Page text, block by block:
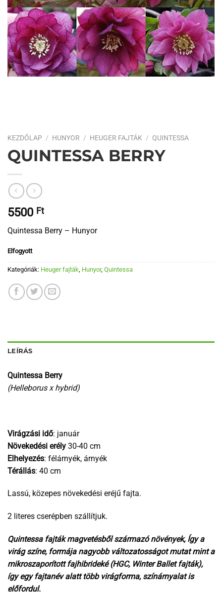
KEZDŐLAP / HUNYOR / HEUGER FAJTÁK / QUINTESSA
QUINTESSA BERRY
5500 Ft
Quintessa Berry – Hunyor
Elfogyott
Kategóriák: Heuger fajták, Hunyor, Quintessa
LEÍRÁS
Quintessa Berry
(Helleborus x hybrid)
Virágzási idő: január
Növekedési erély 30-40 cm
Elhelyezés: félárnyék, árnyék
Térállás: 40 cm
Lassú, közepes növekedési eréjű fajta.
2 literes cserépben szállítjuk.
Quintessa fajták magvetésből származó növények, Így a
virág színe, formája nagyobb változatosságot mutat mint a
mikroszaporított fajhibrideké (HGC, Winter Ballet fajták),
így egy fajtanév alatt több virágforma, színárnyalat is
előfordul.